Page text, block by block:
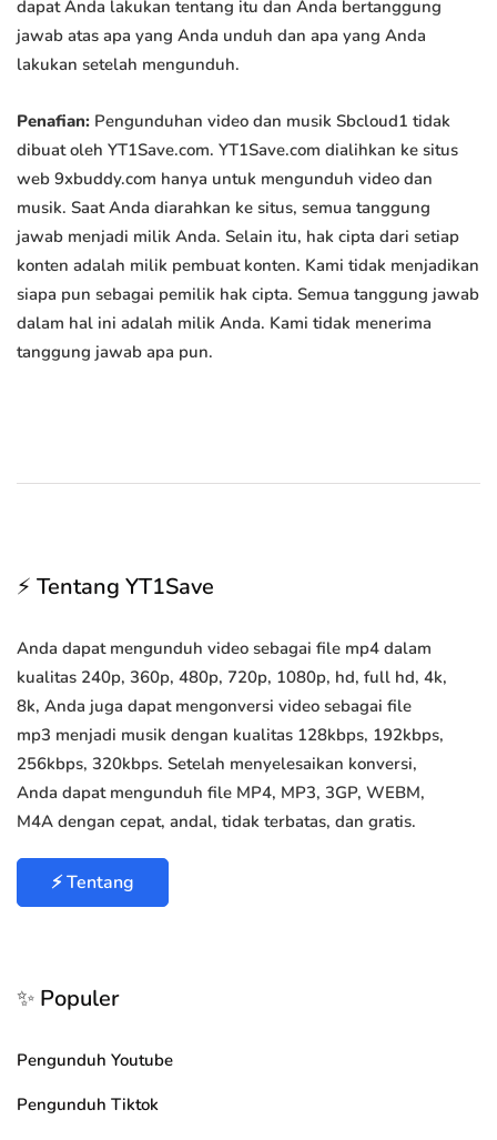
dapat Anda lakukan tentang itu dan Anda bertanggung
jawab atas apa yang Anda unduh dan apa yang Anda
lakukan setelah mengunduh.
Penafian: Pengunduhan video dan musik Sbcloud1 tidak
dibuat oleh YT1Save.com. YT1Save.com dialihkan ke situs
web 9xbuddy.com hanya untuk mengunduh video dan
musik. Saat Anda diarahkan ke situs, semua tanggung
jawab menjadi milik Anda. Selain itu, hak cipta dari setiap
konten adalah milik pembuat konten. Kami tidak menjadikan
siapa pun sebagai pemilik hak cipta. Semua tanggung jawab
dalam hal ini adalah milik Anda. Kami tidak menerima
tanggung jawab apa pun.
⚡ Tentang YT1Save
Anda dapat mengunduh video sebagai file mp4 dalam
kualitas 240p, 360p, 480p, 720p, 1080p, hd, full hd, 4k,
8k, Anda juga dapat mengonversi video sebagai file
mp3 menjadi musik dengan kualitas 128kbps, 192kbps,
256kbps, 320kbps. Setelah menyelesaikan konversi,
Anda dapat mengunduh file MP4, MP3, 3GP, WEBM,
M4A dengan cepat, andal, tidak terbatas, dan gratis.
⚡ Tentang
✨ Populer
Pengunduh Youtube
Pengunduh Tiktok